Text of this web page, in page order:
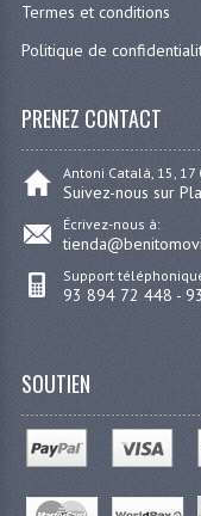
Termes et conditions
Politique de
PRENEZ CONTACT
Antoni Catalá, 15, 17
Suivez-nous sur
Écrivez-nous à:
Support
93 894 72 448 -
SOUTIEN